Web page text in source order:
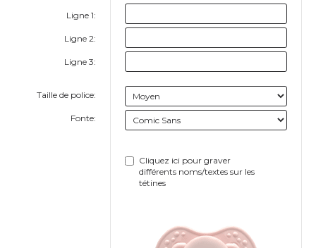
Ligne 1:
Ligne 2:
Ligne 3:
Taille de police:
Fonte:
Cliquez ici pour graver
différents noms/textes sur les
tétines